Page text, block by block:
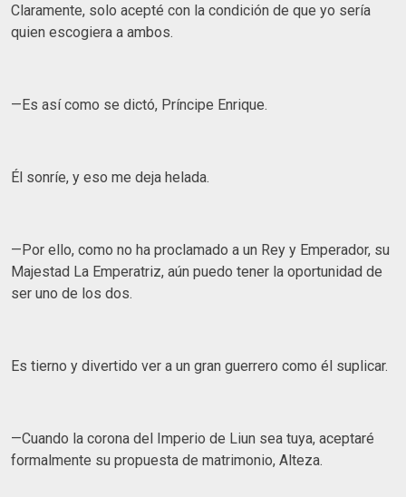
Claramente, solo acepté con la condición de que yo sería
quien escogiera a ambos.
—Es así como se dictó, Príncipe Enrique.
Él sonríe, y eso me deja helada.
—Por ello, como no ha proclamado a un Rey y Emperador, su
Majestad La Emperatriz, aún puedo tener la oportunidad de
ser uno de los dos.
Es tierno y divertido ver a un gran guerrero como él suplicar.
—Cuando la corona del Imperio de Liun sea tuya, aceptaré
formalmente su propuesta de matrimonio, Alteza.